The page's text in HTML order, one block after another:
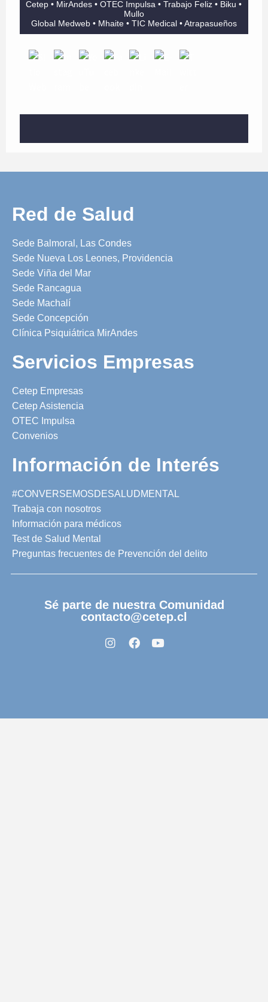
Cetep • MirAndes • OTEC Impulsa • Trabajo Feliz • Biku •
Mullo
Global Medweb • Mhaite • TIC Medical • Atrapasueños
Red de Salud
Sede Balmoral, Las Condes
Sede Nueva Los Leones, Providencia
Sede Viña del Mar
Sede Rancagua
Sede Machalí
Sede Concepción
Clínica Psiquiátrica MirAndes
Servicios Empresas
Cetep Empresas
Cetep Asistencia
OTEC Impulsa
Convenios
Información de Interés
#CONVERSEMOSDESALUDMENTAL
Trabaja con nosotros
Información para médicos
Test de Salud Mental
Preguntas frecuentes de Prevención del delito
Sé parte de nuestra Comunidad
contacto@cetep.cl